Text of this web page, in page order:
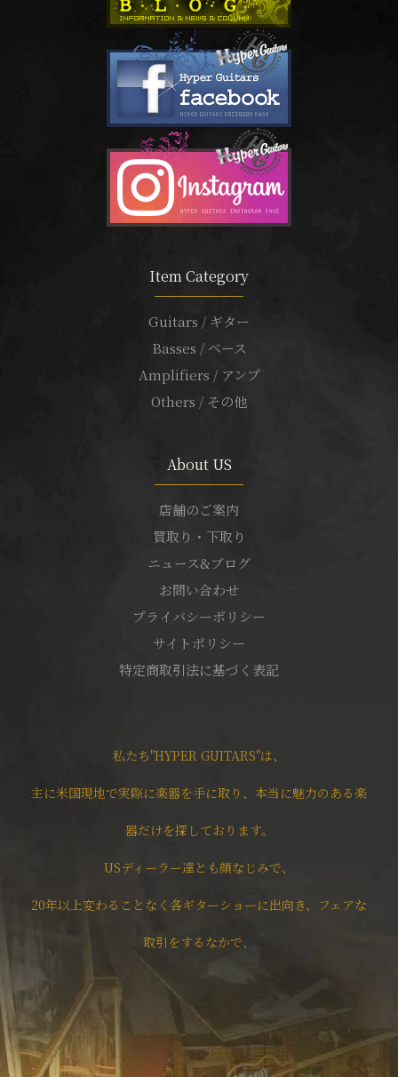
Item Category
Guitars / ギター
Basses / ベース
Amplifiers / アンプ
Others / その他
About US
店舗のご案内
買取り・下取り
ニュース&ブログ
お問い合わせ
プライバシーポリシー
サイトポリシー
特定商取引法に基づく表記
私たち"HYPER GUITARS"は、
主に米国現地で実際に楽器を手に取り、本当に魅力のある楽
器だけを探しております。
USディーラー達とも顔なじみで、
20年以上変わることなく各ギターショーに出向き、フェアな
取引をするなかで、